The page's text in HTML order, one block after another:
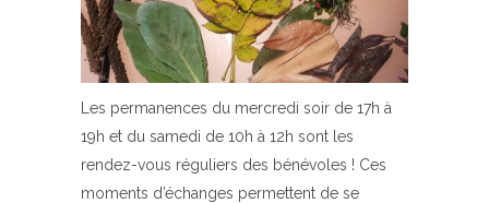
Les permanences du mercredi soir de 17h à
19h et du samedi de 10h à 12h sont les
rendez-vous réguliers des bénévoles ! Ces
moments d’échanges permettent de se